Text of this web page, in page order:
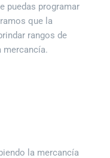
puedas programar
que la
rangos de
mercancía.
la mercancía